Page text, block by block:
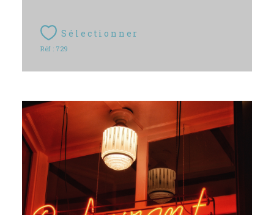
Sélectionner
Réf : 729